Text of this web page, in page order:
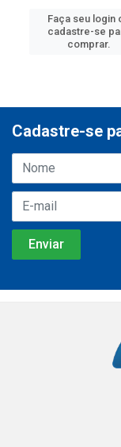
Faça seu login
cadastre-se
comprar.
Cadastre-se